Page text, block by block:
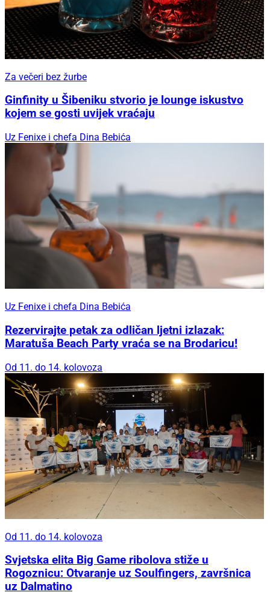
Za večeri bez žurbe
Ginfinity u Šibeniku stvorio je lounge iskustvo
kojem se gosti uvijek vraćaju
Uz Fenixe i chefa Dina Bebića
Uz Fenixe i chefa Dina Bebića
Rezervirajte petak za odličan ljetni izlazak:
Maratuša Beach Party vraća se na Brodaricu!
Od 11. do 14. kolovoza
Od 11. do 14. kolovoza
Svjetska elita Big Game ribolova stiže u
Rogoznicu: Otvaranje uz Soulfingers, završnica
uz Dalmatino